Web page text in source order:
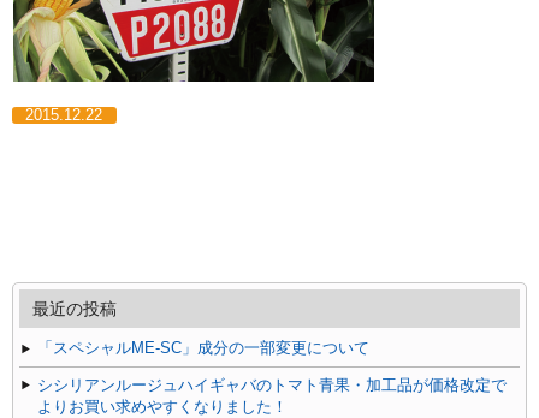
2015.12.22
最近の投稿
「スペシャルME-SC」成分の一部変更について
シシリアンルージュハイギャバのトマト青果・加工品が価格改定で
よりお買い求めやすくなりました！